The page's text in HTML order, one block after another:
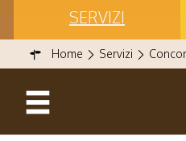
SERVIZI
Home Servizi